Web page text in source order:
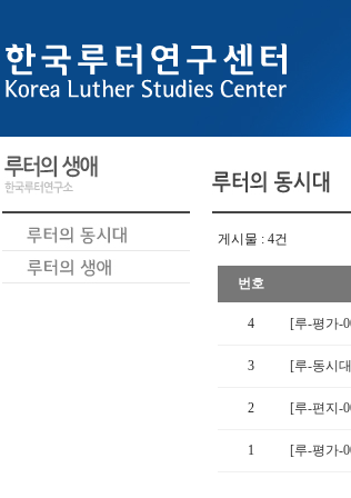
게시물 : 4건
번호
4 [루-평가-
3 [루-동시
2 [루-편지-
1 [루-평가-